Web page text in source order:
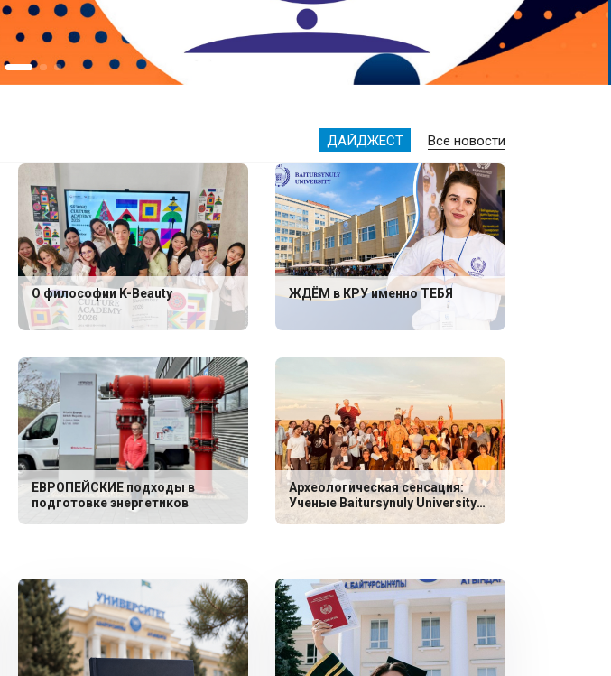
ДАЙДЖЕСТ Все новости
О философии K-Beauty ЖДЁМ в КРУ именно ТЕБЯ
ЕВРОПЕЙСКИЕ подходы в
подготовке энергетиков
Археологическая сенсация:
Ученые Baitursynuly University
обнаружили уникальные